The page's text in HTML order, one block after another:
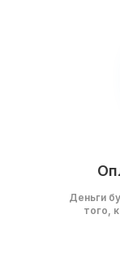
Деньги
того,